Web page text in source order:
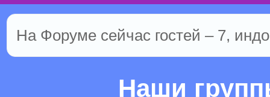
На Форуме сейчас гостей – 7,
Наши